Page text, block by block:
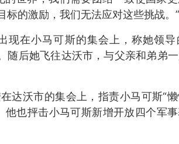
的激励，我们无法应对这些挑战。”
现在小马可斯的集会上，称她领导
随后她飞往达沃市，与父亲和弟弟
达沃市的集会上，指责小马可斯“
也抨击小马可斯新增开放四个军